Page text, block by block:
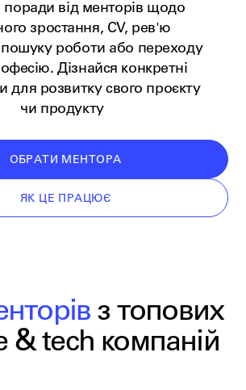
від менторів щодо
зростання, CV, рев'ю
роботи або переходу
Дізнайся конкретні
для розвитку свого проєкту
чи продукту
ОБРАТИ МЕНТОРА
ЯК ЦЕ ПРАЦЮЄ
з топових
& tech компаній